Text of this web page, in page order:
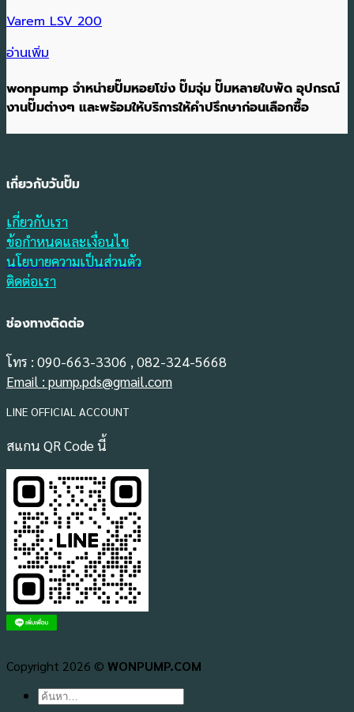
Varem LSV 200
อ่านเพิ่ม
wonpump จำหน่ายปั๊มหอยโข่ง ปั๊มจุ่ม ปั๊มหลายใบพัด อุปกรณ์
งานปั๊มต่างๆ และพร้อมให้บริการให้คำปรึกษาก่อนเลือกซื้อ
เกี่ยวกับวันปั๊ม
เกี่ยวกับเรา
ข้อกำหนดและเงื่อนไข
นโยบายความเป็นส่วนตัว
ติดต่อเรา
ช่องทางติดต่อ
โทร : 090-663-3306 , 082-324-5668
Email : pump.pds@gmail.com
LINE OFFICIAL ACCOUNT
สแกน QR Code นี้
Copyright 2026 © WONPUMP.COM
ค้นหา: